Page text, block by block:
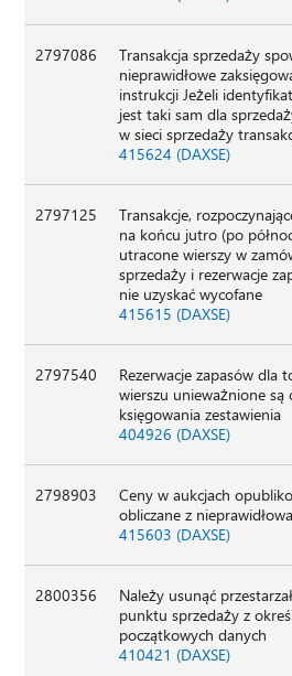
2797086
Transakcja sprzedaży
nieprawidłowe
instrukcji Jeżeli
jest taki sam dla
w sieci sprzedaży
415624 (DAXSE)
2797125
Transakcje,
na końcu jutro (po
utracone wierszy w
sprzedaży i rezerwacje
nie uzyskać wycofane
415615 (DAXSE)
2797540
Rezerwacje zapasów dla
wierszu unieważnione są
księgowania zestawienia
404926 (DAXSE)
2798903
Ceny w aukcjach
obliczane z
415603 (DAXSE)
2800356
Należy usunąć
punktu sprzedaży z
początkowych danych
410421 (DAXSE)